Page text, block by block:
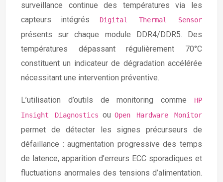
surveillance continue des températures via les
capteurs intégrés
Digital Thermal Sensor
présents sur chaque module DDR4/DDR5. Des
températures dépassant régulièrement 70°C
constituent un indicateur de dégradation accélérée
nécessitant une intervention préventive.
L’utilisation d’outils de monitoring comme
HP
Insight Diagnostics ouOpen Hardware Monitor
permet de détecter les signes précurseurs de
défaillance : augmentation progressive des temps
de latence, apparition d’erreurs ECC sporadiques et
fluctuations anormales des tensions d’alimentation.